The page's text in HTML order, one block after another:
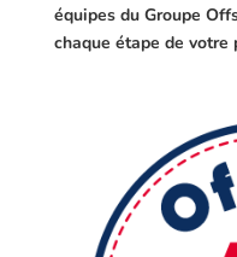
équipes du Groupe
chaque étape de votre